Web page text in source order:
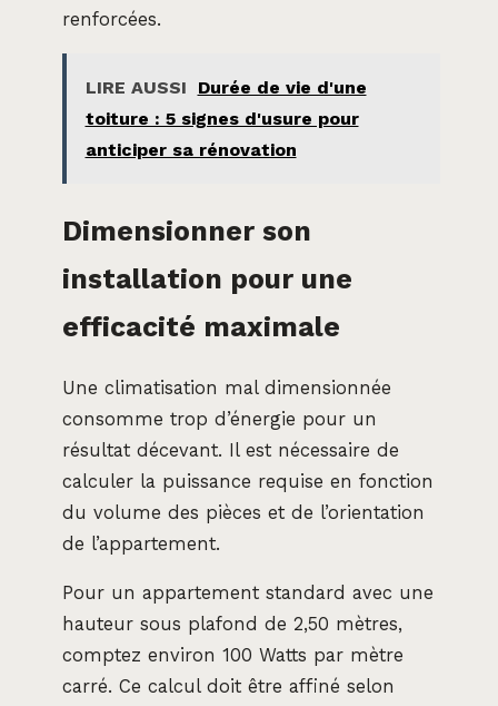
renforcées.
LIRE AUSSI
Durée de vie d'une
toiture : 5 signes d'usure pour
anticiper sa rénovation
Dimensionner son
installation pour une
efficacité maximale
Une climatisation mal dimensionnée
consomme trop d’énergie pour un
résultat décevant. Il est nécessaire de
calculer la puissance requise en fonction
du volume des pièces et de l’orientation
de l’appartement.
Pour un appartement standard avec une
hauteur sous plafond de 2,50 mètres,
comptez environ 100 Watts par mètre
carré. Ce calcul doit être affiné selon